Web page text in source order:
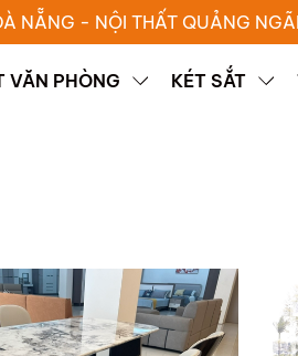
NẴNG - NỘI THẤT QUẢNG NGÃI
VĂN PHÒNG KÉT SẮT